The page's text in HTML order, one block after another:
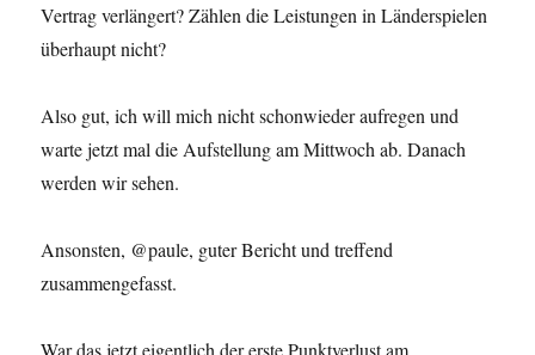
Vertrag verlängert? Zählen die Leistungen in Länderspielen
überhaupt nicht?
Also gut, ich will mich nicht schonwieder aufregen und
warte jetzt mal die Aufstellung am Mittwoch ab. Danach
werden wir sehen.
Ansonsten, @paule, guter Bericht und treffend
zusammengefasst.
War das jetzt eigentlich der erste Punktverlust am